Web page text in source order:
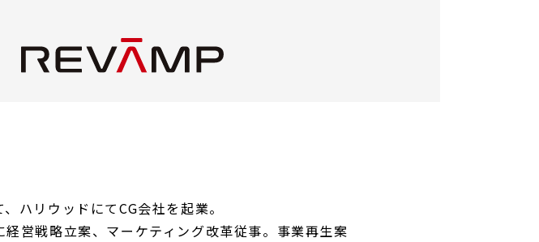
ハリウッドにてCG会社を起業。
営戦略立案、マーケティング改革従事。事業再生案